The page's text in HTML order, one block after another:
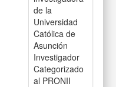
de la
Universidad
Católica de
Asunción
Investigador
Categorizado
al PRONII